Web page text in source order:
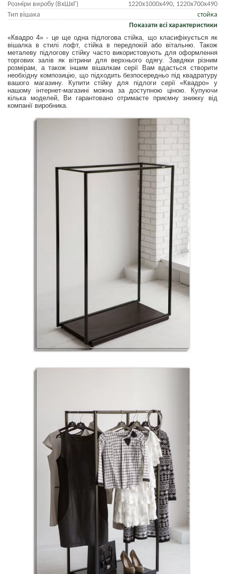
Розміри виробу (ВхШхГ)
1220x1000x490, 1220x700x490
Тип вішака
стойка
Показати всі характеристики
«Квадро 4» - це ще одна підлогова стійка, що класифікується як
вішалка в стилі лофт, стійка в передпокій або вітальню. Також
металеву підлогову стійку часто використовують для оформлення
торгових залів як вітрини для верхнього одягу. Завдяки різним
розмірам, а також іншим вішалкам серії Вам вдасться створити
необхідну композицію, що підходить безпосередньо під квадратуру
вашого магазину. Купити стійку для підлоги серії «Квадро» у
нашому інтернет-магазині можна за доступною ціною. Купуючи
кілька моделей, Ви гарантовано отримаєте приємну знижку від
компанії виробника.